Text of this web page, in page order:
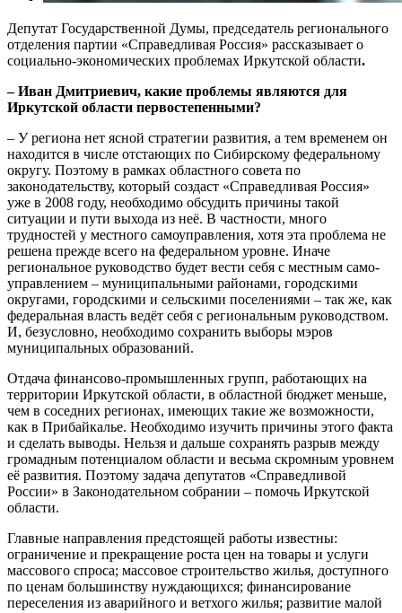
Депутат Государственной Думы, председатель регионального
отделения партии «Справедливая Россия» рассказывает о
социально-экономических проблемах Иркутской области.
– Иван Дмитриевич, какие проблемы являются для
Иркутской области первостепенными?
– У региона нет ясной стратегии развития, а тем временем он
находится в числе отстающих по Сибирскому федеральному
округу. Поэтому в рамках областного совета по
законодательству, который создаст «Справедливая Россия»
уже в 2008 году, необходимо обсудить причины такой
ситуации и пути выхода из неё. В частности, много
трудностей у местного самоуправления, хотя эта проблема не
решена прежде всего на федеральном уровне. Иначе
региональное руководство будет вести себя с местным само-
управлением – муниципальными районами, городскими
округами, городскими и сельскими поселениями – так же, как
федеральная власть ведёт себя с региональным руководством.
И, безусловно, необходимо сохранить выборы мэров
муниципальных образований.
Отдача финансово-промышленных групп, работающих на
территории Иркутской области, в областной бюджет меньше,
чем в соседних регионах, имеющих такие же возможности,
как в Прибайкалье. Необходимо изучить причины этого факта
и сделать выводы. Нельзя и дальше сохранять разрыв между
громадным потенциалом области и весьма скромным уровнем
её развития. Поэтому задача депутатов «Справедливой
России» в Законодательном собрании – помочь Иркутской
области.
Главные направления предстоящей работы известны:
ограничение и прекращение роста цен на товары и услуги
массового спроса; массовое строительство жилья, доступного
по ценам большинству нуждающихся; финансирование
переселения из аварийного и ветхого жилья; развитие малой